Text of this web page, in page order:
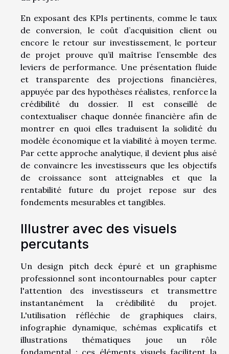
En exposant des KPIs pertinents, comme le taux
de conversion, le coût d’acquisition client ou
encore le retour sur investissement, le porteur
de projet prouve qu’il maîtrise l’ensemble des
leviers de performance. Une présentation fluide
et transparente des projections financières,
appuyée par des hypothèses réalistes, renforce la
crédibilité du dossier. Il est conseillé de
contextualiser chaque donnée financière afin de
montrer en quoi elles traduisent la solidité du
modèle économique et la viabilité à moyen terme.
Par cette approche analytique, il devient plus aisé
de convaincre les investisseurs que les objectifs
de croissance sont atteignables et que la
rentabilité future du projet repose sur des
fondements mesurables et tangibles.
Illustrer avec des visuels
percutants
Un design pitch deck épuré et un graphisme
professionnel sont incontournables pour capter
l'attention des investisseurs et transmettre
instantanément la crédibilité du projet.
L'utilisation réfléchie de graphiques clairs,
infographie dynamique, schémas explicatifs et
illustrations thématiques joue un rôle